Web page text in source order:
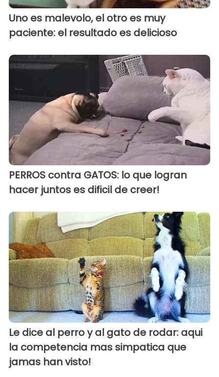
Uno es malevolo, el otro es muy
paciente: el resultado es delicioso
PERROS contra GATOS: lo que logran
hacer juntos es dificil de creer!
Le dice al perro y al gato de rodar: aqui
la competencia mas simpatica que
jamas han visto!